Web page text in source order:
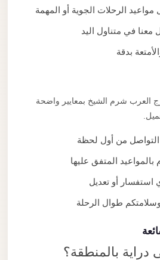
الرحلات الجوية أو المهمة
في متناول اليد
بدقة
العرب شرم الشيخ بمعايير واضحة
من أول لحظة
المتفق عليها
استفسار أو تعديل
طوال الرحلة
بالمنطقة؟